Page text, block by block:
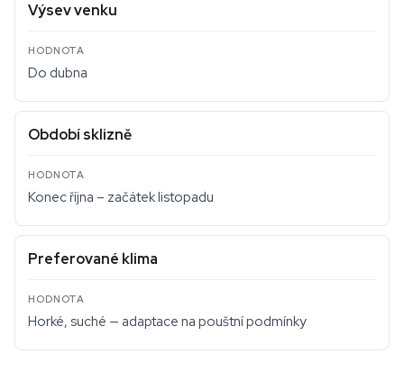
Výsev venku
Do dubna
Období sklizně
Konec října – začátek listopadu
Preferované klima
Horké, suché — adaptace na pouštní podmínky